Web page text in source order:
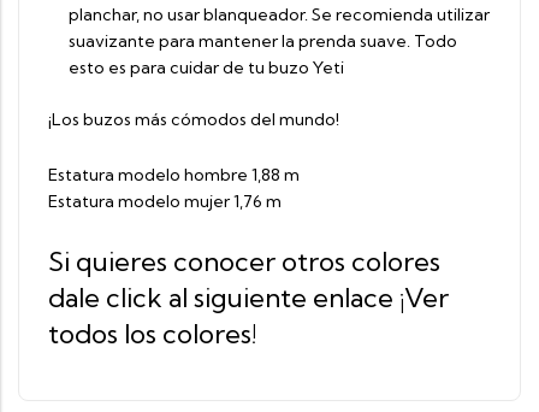
planchar, no usar blanqueador. Se recomienda utilizar
suavizante para mantener la prenda suave. Todo
esto es para cuidar de tu buzo Yeti
¡Los buzos más cómodos del mundo!
Estatura modelo hombre 1,88 m
Estatura modelo mujer 1,76 m
Si quieres conocer otros colores
dale click al siguiente enlace ¡Ver
todos los colores!